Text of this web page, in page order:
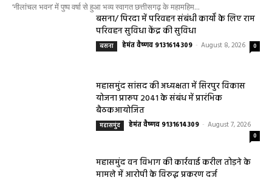
‘नीलांचल भवन’ में पुष्प वर्षा से हुआ भव्य स्वागत छत्तीसगढ़ के महामहिम...
बसना/ पिरदा में परिवहन संबंधी कार्यों के लिए राम
परिवहन सुविधा केंद्र की सुविधा
बसना हेमंत वैष्णव 9131614309 - August 8, 2026 0
महासमुंद सांसद की अध्यक्षता में सिरपुर विकास
योजना प्रारूप 2041 के संबंध में प्रारंभिक
बैठकआयोजित
महासमुंद हेमंत वैष्णव 9131614309 - August 7, 2026
0
महासमुंद वन विभाग की कार्रवाई करील तोड़ने के
मामले में आरोपी के विरुद्ध प्रकरण दर्ज